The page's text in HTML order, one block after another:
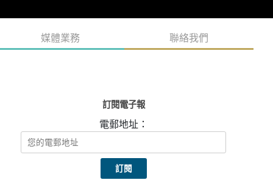
媒體業務 聯絡我們
訂閱電子報
電郵地址：